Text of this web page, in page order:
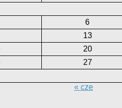
6
13
20
27
« cze